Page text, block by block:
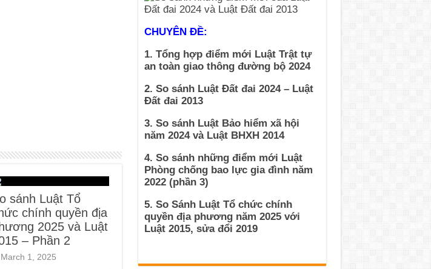
sánh Luật Tổ
chính quyền địa
2025 và Luật
– Phần 2
March 1, 2025
CHUYÊN ĐỀ:
1. Tổng hợp điểm mới Luật Trật tự
an toàn giao thông đường bộ 2024
2. So sánh Luật Đất đai 2024 – Luật
Đất đai 2013
3. So sánh Luật Bảo hiểm xã hội
năm 2024 và Luật BHXH 2014
4. So sánh những điểm mới Luật
Phòng chống bao lực gia đình năm
2022 (phần 3)
5. So Sánh Luật Tổ chức chính
quyền địa phương năm 2025 với
Luật 2015, sửa đổi 2019